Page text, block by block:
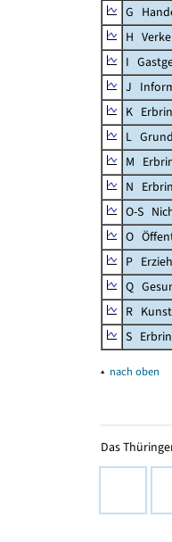
G
H
I
J
K
L
M
N
O-S
O
P
Q
R
S
▴ nach oben
Das